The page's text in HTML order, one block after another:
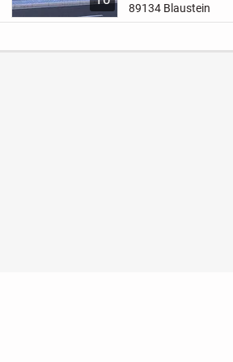
89134 Blaustein